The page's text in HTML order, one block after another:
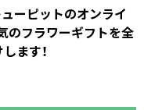
ーピットのオンライ
のフラワーギフトを全
ます！